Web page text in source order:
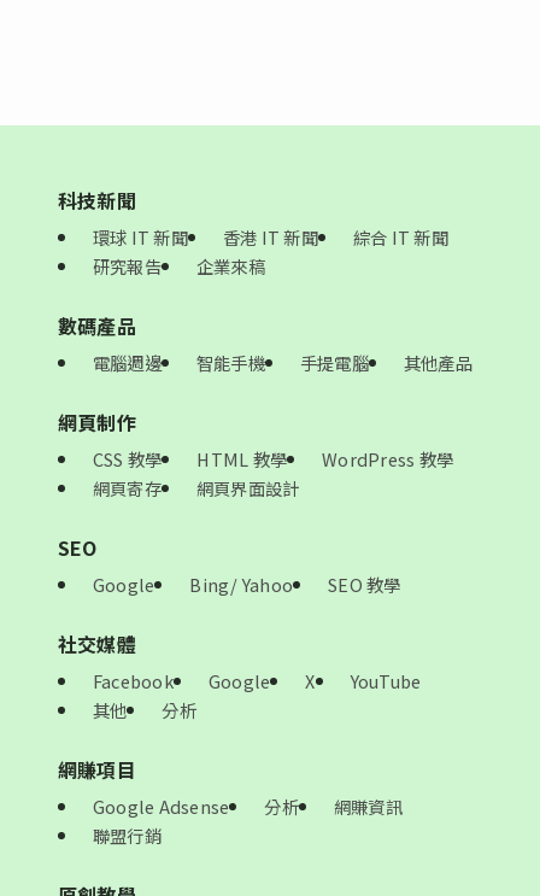
科技新聞
環球 IT 新聞 香港 IT 新聞
綜合 IT 新聞
研究報告
企業來稿
數碼產品
電腦週邊 智能手機 手提電腦 其他產品
網頁制作
CSS 教學 HTML 教學
WordPress 教學
網頁寄存
網頁界面設計
SEO
Google Bing/ Yahoo SEO 教學
社交媒體
Facebook Google X
YouTube
其他
分析
網賺項目
Google Adsense 分析
網賺資訊
聯盟行銷